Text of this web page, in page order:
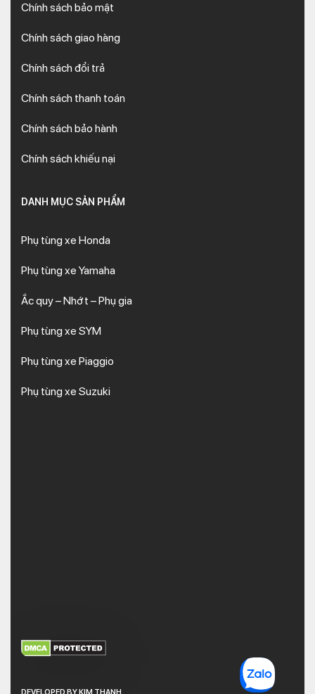
Chính sách bảo mật
Chính sách giao hàng
Chính sách đổi trả
Chính sách thanh toán
Chính sách bảo hành
Chính sách khiếu nại
DANH MỤC SẢN PHẨM
Phụ tùng xe Honda
Phụ tùng xe Yamaha
Ắc quy – Nhớt – Phụ gia
Phụ tùng xe SYM
Phụ tùng xe Piaggio
Phụ tùng xe Suzuki
XEM THÊM